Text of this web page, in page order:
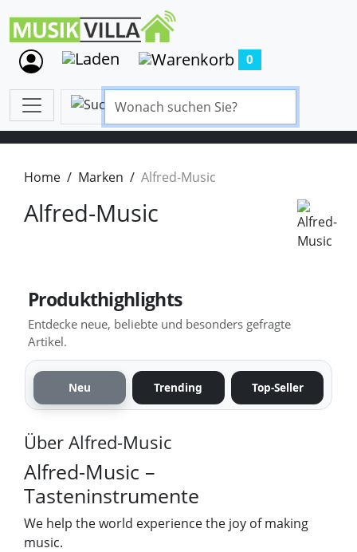
0
Home Marken Alfred-Music
Alfred-Music
Produkthighlights
Entdecke neue, beliebte und besonders gefragte
Artikel.
Neu Trending Top-Seller
Über Alfred-Music
Alfred-Music –
Tasteninstrumente
We help the world experience the joy of making
music.